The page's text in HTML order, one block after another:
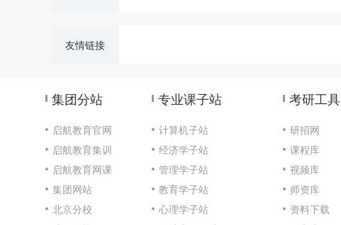
友情链接
集团分站
启航教育官网
启航教育集训
启航教育网课
集团网站
北京分校
专业课子站
计算机子站
经济学子站
管理学子站
教育学子站
心理学子站
考研工具
研招网
课程库
视频库
师资库
资料下载